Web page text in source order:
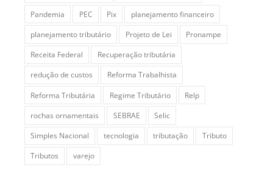
Pandemia
PEC Pix
planejamento financeiro
planejamento tributário
Projeto de Lei
Pronampe
Receita Federal
Recuperação tributária
redução de custos
Reforma Trabalhista
Reforma Tributária
Regime Tributário
Relp
rochas ornamentais
SEBRAE
Selic
Simples Nacional
tecnologia tributação
Tributo
Tributos
varejo